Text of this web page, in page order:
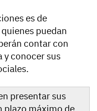
es de
puedan
contar con
y conocer sus
presentar sus
plazo máximo de